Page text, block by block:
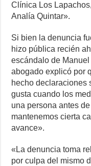
Clínica Los
Analía Quintar».
Si bien la denuncia
hizo pública recién
escándalo de Manuel
abogado explicó por
hecho declaraciones
gusta cuando los
una persona antes
mantenemos cierta
avance».
«La denuncia toma
por culpa del mismo